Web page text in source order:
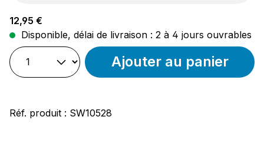
Prix régulier :
12,95 €
Disponible, délai de livraison : 2 à 4 jours ouvrables
Ajouter au panier
Réf. produit : SW10528